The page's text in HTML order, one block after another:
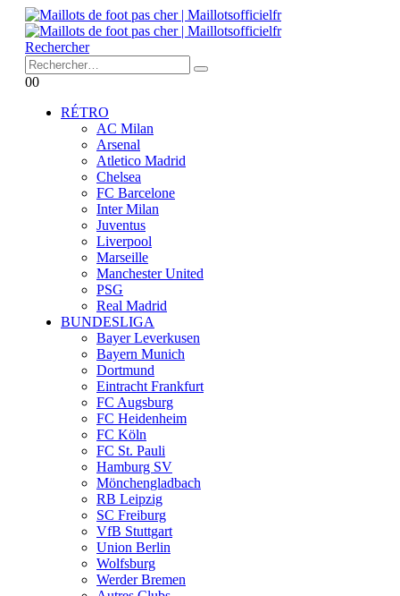
Rechercher
00
RÉTRO
AC Milan
Arsenal
Atletico Madrid
Chelsea
FC Barcelone
Inter Milan
Juventus
Liverpool
Marseille
Manchester United
PSG
Real Madrid
BUNDESLIGA
Bayer Leverkusen
Bayern Munich
Dortmund
Eintracht Frankfurt
FC Augsburg
FC Heidenheim
FC Köln
FC St. Pauli
Hamburg SV
Mönchengladbach
RB Leipzig
SC Freiburg
VfB Stuttgart
Union Berlin
Wolfsburg
Werder Bremen